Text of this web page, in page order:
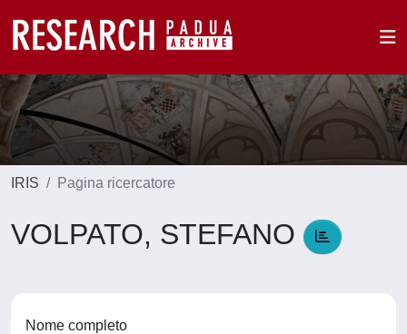
IRIS Pagina ricercatore
VOLPATO, STEFANO
Nome completo